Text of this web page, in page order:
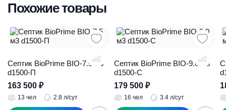
Похожие товары
Септик BioPrime BIO-7.5 м3
d1500-П
163 500 ₽
13 чел 2.8 л/сут
Септик BioPrime BIO-9.0 м3
d1500-C
179 500 ₽
16 чел 3.4 л/сут